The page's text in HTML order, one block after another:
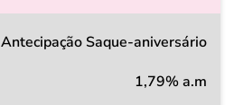
Antecipação Saque-aniversário
1,79% a.m